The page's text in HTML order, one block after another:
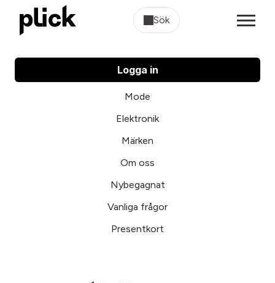
Sök
Logga in
Mode
Elektronik
Märken
Om oss
Nybegagnat
Vanliga frågor
Presentkort